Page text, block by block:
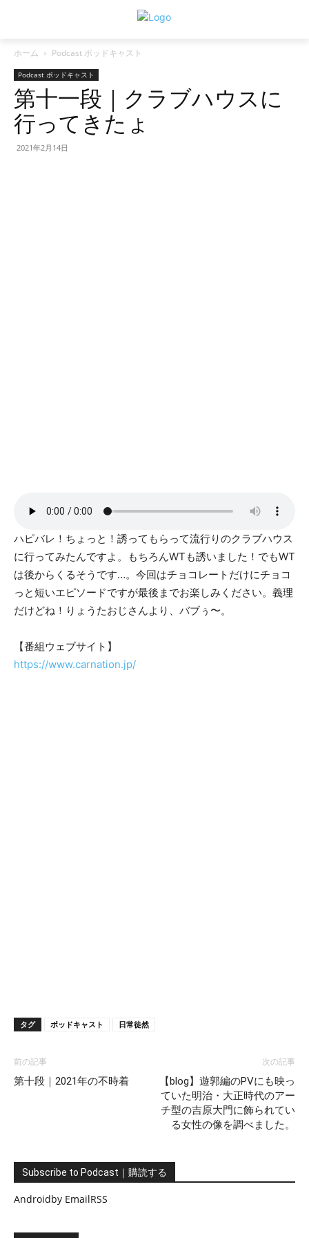
ホーム Podcast ポッドキャスト
Podcast ポッドキャスト
第十一段｜クラブハウスに
行ってきたょ
2021年2月14日
ハピバレ！ちょっと！誘ってもらって流行りのクラブハウス
に行ってみたんですよ。もちろんWTも誘いました！でもWT
は後からくるそうです…。今回はチョコレートだけにチョコ
っと短いエピソードですが最後までお楽しみください。義理
だけどね！りょうたおじさんより、バブぅ〜。
【番組ウェブサイト】
https://www.carnation.jp/
タグ ポッドキャスト 日常徒然
前の記事
第十段｜2021年の不時着
次の記事
【blog】遊郭編のPVにも映っ
ていた明治・大正時代のアー
チ型の吉原大門に飾られてい
る女性の像を調べました。
Subscribe to Podcast｜購読する
Androidby EmailRSS